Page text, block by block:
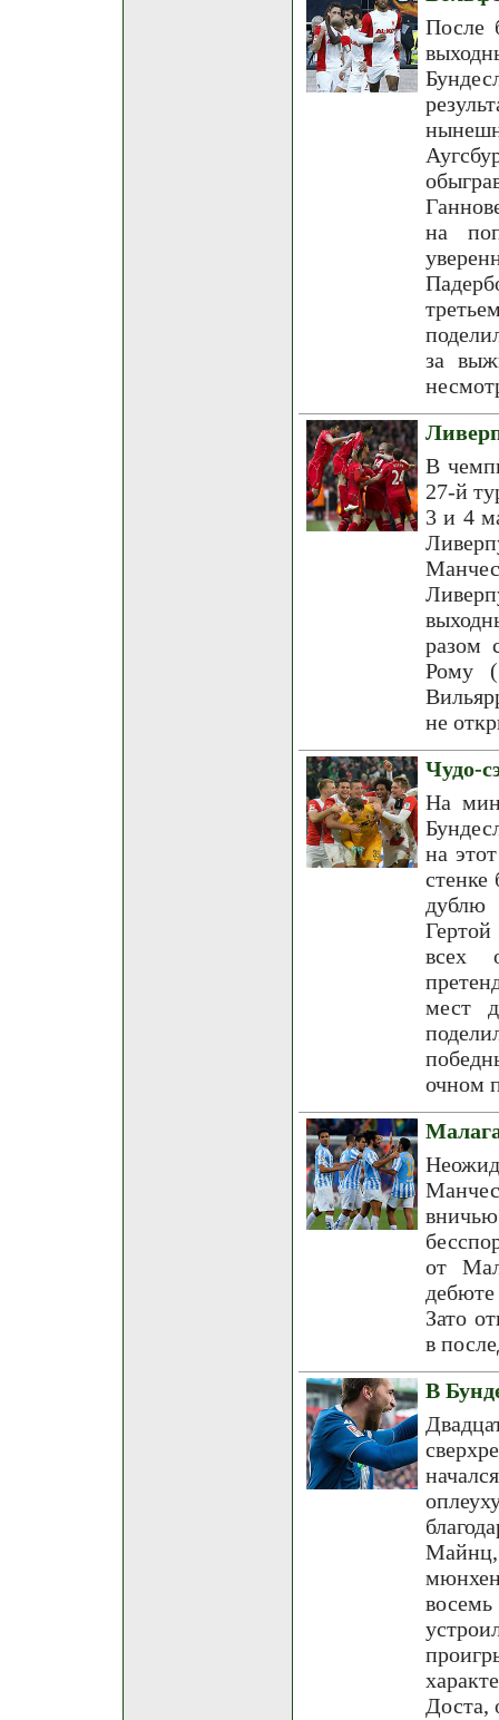
После
на
за
В
27-й
3 и 4
разом
Рому
не
Чудо-
На
на
стенке
дублю
всех
мест
очном
от
дебюте
Зато
в
В
Доста,